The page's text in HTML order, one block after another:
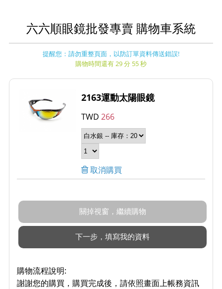
六六順眼鏡批發專賣 購物車系統
提醒您：請勿重整頁面，以防訂單資料傳送錯誤!
購物時間還有 29 分 55 秒
2163運動太陽眼鏡
TWD266
取消購買
購物流程說明:
謝謝您的購買，購買完成後，請依照畫面上帳務資訊